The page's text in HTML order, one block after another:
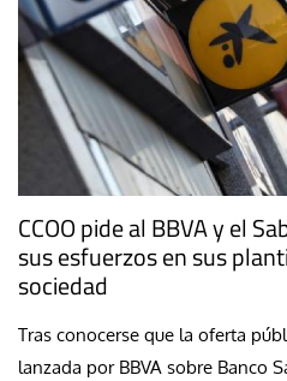
CCOO pide al BBVA y el
sus esfuerzos en sus
sociedad
Tras conocerse que la oferta
lanzada por BBVA sobre Banco